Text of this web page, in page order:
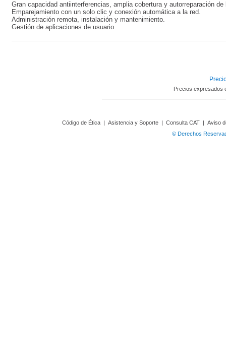
Gran capacidad antiinterferencias, amplia cobertura y autorreparación de
Emparejamiento con un solo clic y conexión automática a la red.
Administración remota, instalación y mantenimiento.
Gestión de aplicaciones de usuario
Precios expresados
Código de Ética | Asistencia y Soporte | Consulta CAT | Aviso
© Derechos